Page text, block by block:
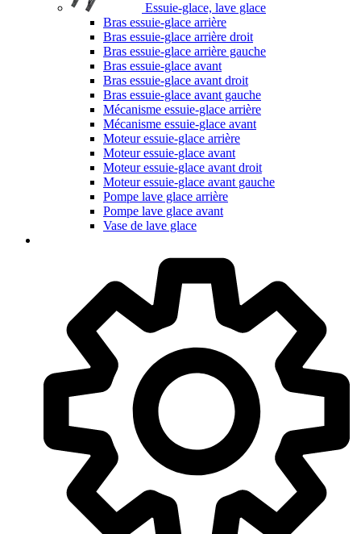
Essuie-glace, lave glace
Bras essuie-glace arrière
Bras essuie-glace arrière droit
Bras essuie-glace arrière gauche
Bras essuie-glace avant
Bras essuie-glace avant droit
Bras essuie-glace avant gauche
Mécanisme essuie-glace arrière
Mécanisme essuie-glace avant
Moteur essuie-glace arrière
Moteur essuie-glace avant
Moteur essuie-glace avant droit
Moteur essuie-glace avant gauche
Pompe lave glace arrière
Pompe lave glace avant
Vase de lave glace